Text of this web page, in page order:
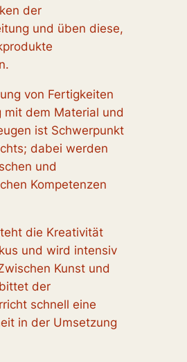
der
und üben diese,
von Fertigkeiten
mit dem Material und
ist Schwerpunkt
dabei werden
und
Kompetenzen
die Kreativität
und wird intensiv
Kunst und
der
schnell eine
in der Umsetzung